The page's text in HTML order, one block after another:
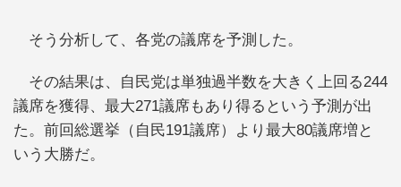
そう分析して、各党の議席を予測した。
その結果は、自民党は単独過半数を大きく上回る244
議席を獲得、最大271議席もあり得るという予測が出
た。前回総選挙（自民191議席）より最大80議席増と
いう大勝だ。